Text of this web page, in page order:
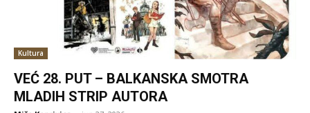
Kultura
VEĆ 28. PUT – BALKANSKA SMOTRA
MLADIH STRIP AUTORA